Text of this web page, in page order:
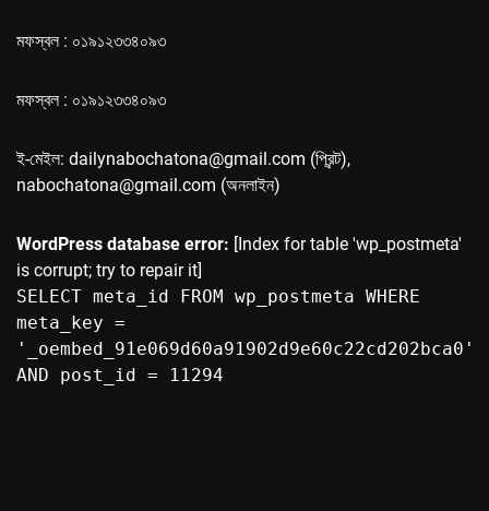
মফস্বল : ০১৯১২৩৩৪০৯৩
মফস্বল : ০১৯১২৩৩৪০৯৩
ই-মেইল: dailynabochatona@gmail.com (প্রিন্ট),
nabochatona@gmail.com (অনলাইন)
WordPress database error: [Index for table 'wp_postmeta'
is corrupt; try to repair it]
SELECT meta_id FROM wp_postmeta WHERE
meta_key =
'_oembed_91e069d60a91902d9e60c22cd202bca0'
AND post_id = 11294